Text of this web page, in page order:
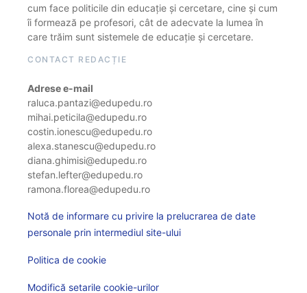
cum face politicile din educație și cercetare, cine și cum
îi formează pe profesori, cât de adecvate la lumea în
care trăim sunt sistemele de educație și cercetare.
CONTACT REDACȚIE
Adrese e-mail
raluca.pantazi@edupedu.ro
mihai.peticila@edupedu.ro
costin.ionescu@edupedu.ro
alexa.stanescu@edupedu.ro
diana.ghimisi@edupedu.ro
stefan.lefter@edupedu.ro
ramona.florea@edupedu.ro
Notă de informare cu privire la prelucrarea de date
personale prin intermediul site-ului
Politica de cookie
Modifică setarile cookie-urilor